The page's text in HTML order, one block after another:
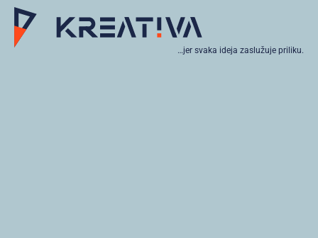
…jer svaka ideja zaslužuje priliku.